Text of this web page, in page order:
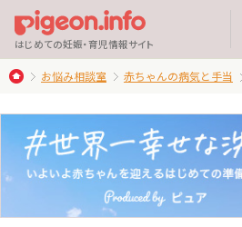
はじめての妊娠・育児情報サイト
お悩み相談室 赤ちゃんの病気と手当